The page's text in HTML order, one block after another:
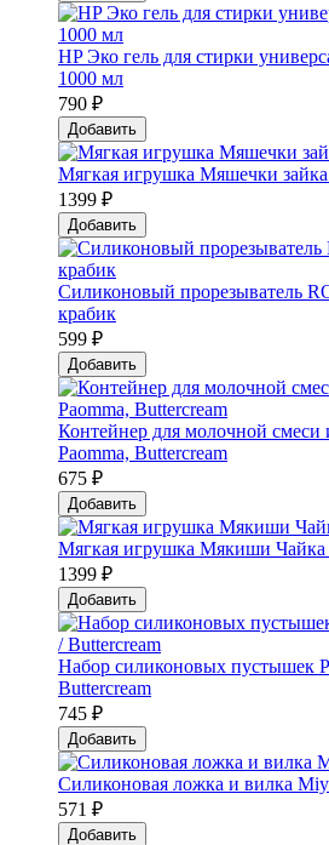
HP Эко гель для стирки
1000 мл
790 ₽
Добавить
Мягкая игрушка Мяшечки
1399 ₽
Добавить
Силиконовый прорезыватель
крабик
599 ₽
Добавить
Контейнер для молочной смеси
Paomma, Buttercream
675 ₽
Добавить
Мягкая игрушка Мякиши Чайка
1399 ₽
Добавить
Набор силиконовых пустышек
Buttercream
745 ₽
Добавить
Силиконовая ложка и вилка
571 ₽
Добавить